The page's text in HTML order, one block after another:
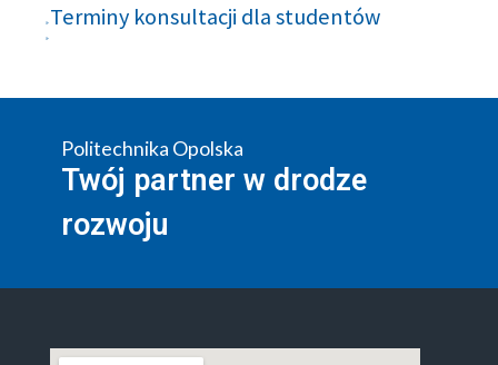
Terminy konsultacji dla studentów
Politechnika Opolska
Twój partner w drodze
rozwoju